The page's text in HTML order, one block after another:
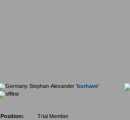
Stephan-Alexander 'burhave'
Position:
Trial Member